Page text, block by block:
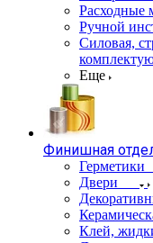
Расходные
Ручной
Силовая,
Еще
Финишная
Герметики
Двери
Клей,